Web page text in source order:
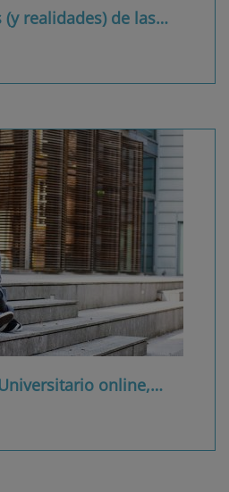
realidades) de las…
online,…